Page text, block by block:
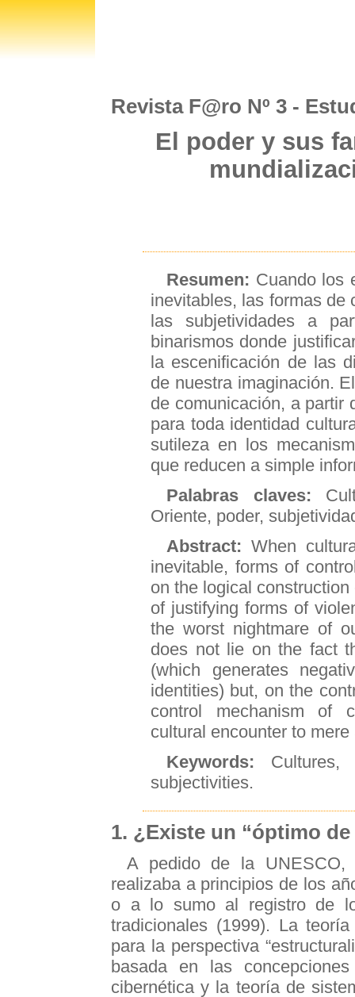
Revista F@ro Nº 3 -
El poder y sus
Resumen: Cuando los
inevitables, las formas de
las subjetividades a
binarismos donde
la escenificación de las
de nuestra imaginación.
de comunicación, a partir
para toda identidad
sutileza en los
que reducen a simple
Palabras claves:
Oriente, poder,
Abstract: When
inevitable, forms of
on the logical
of justifying forms of
the worst nightmare of
does not lie on the fact
(which generates
identities) but, on the
control mechanism of
cultural encounter to
Keywords: Cultures,
subjectivities.
1. ¿Existe un “óptimo
A pedido de la UNESCO,
realizaba a principios de los
o a lo sumo al registro de
tradicionales (1999). La
para la perspectiva
basada en las
cibernética y la teoría de